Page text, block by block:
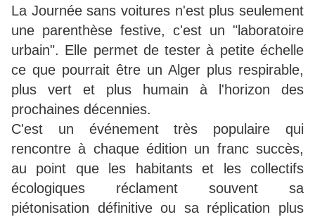
La Journée sans voitures n'est plus seulement
une parenthèse festive, c'est un "laboratoire
urbain". Elle permet de tester à petite échelle
ce que pourrait être un Alger plus respirable,
plus vert et plus humain à l'horizon des
prochaines décennies.
C'est un événement très populaire qui
rencontre à chaque édition un franc succès,
au point que les habitants et les collectifs
écologiques réclament souvent sa
piétonisation définitive ou sa réplication plus